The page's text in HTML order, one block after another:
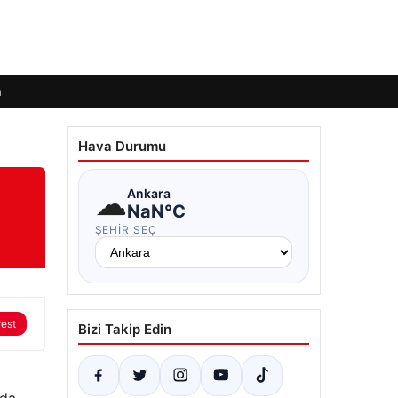
Hava Durumu
☁Ankara
NaN°C
ŞEHIR SEÇ
Bizi Takip Edin